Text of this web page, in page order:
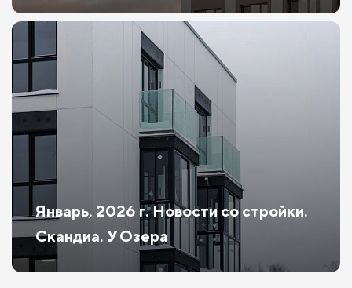
Январь, 2026 г. Новости со стройки.
Скандиа. У Озера